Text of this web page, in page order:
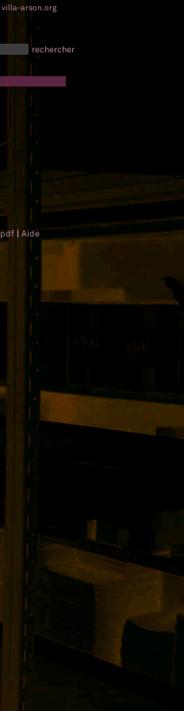
villa-arson.org
rechercher
| Aide